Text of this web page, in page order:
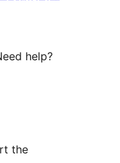
help?
the